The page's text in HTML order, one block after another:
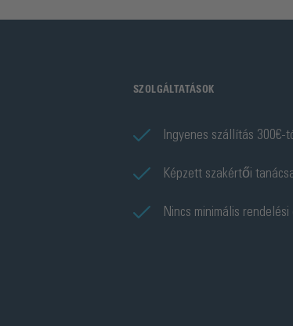
SZOLGÁLTATÁSOK
Ingyenes szállítás 300€-
Képzett szakértői
Nincs minimális